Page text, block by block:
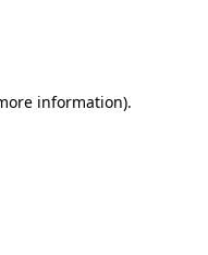
information).